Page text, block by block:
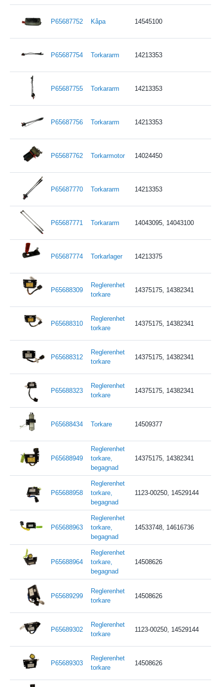
P65687752 Kåpa 14545100
P65687754 Torkararm 14213353
P65687755 Torkararm 14213353
P65687756 Torkararm 14213353
P65687762 Torkarmotor 14024450
P65687770 Torkararm 14213353
P65687771 Torkararm 14043095, 14043100
P65687774 Torkarlager 14213375
P65688309
Reglerenhet
torkare
14375175, 14382341
P65688310
Reglerenhet
torkare
14375175, 14382341
P65688312
Reglerenhet
torkare
14375175, 14382341
P65688323
Reglerenhet
torkare
14375175, 14382341
P65688434 Torkare 14509377
P65688949
Reglerenhet
torkare,
begagnad
14375175, 14382341
P65688958
Reglerenhet
torkare,
begagnad
1123-00250, 14529144
P65688963
Reglerenhet
torkare,
begagnad
14533748, 14616736
P65688964
Reglerenhet
torkare,
begagnad
14508626
P65689299
Reglerenhet
torkare
14508626
P65689302
Reglerenhet
torkare
1123-00250, 14529144
P65689303
Reglerenhet
torkare
14508626